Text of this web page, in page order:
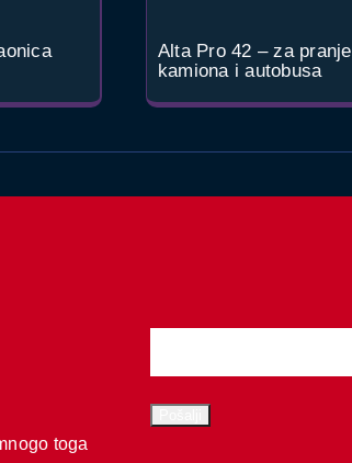
Alta Pro 42 – za pranje
kamiona i autobusa
toga